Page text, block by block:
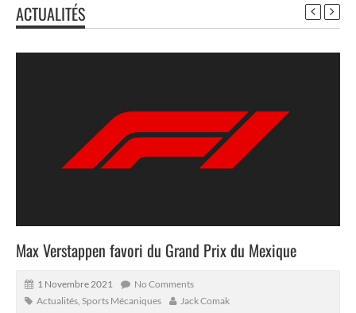
ACTUALITÉS
Max Verstappen favori du Grand Prix du Mexique
1 Novembre 2021
No Comments
Actualités Sports Mécaniques Jack Comak